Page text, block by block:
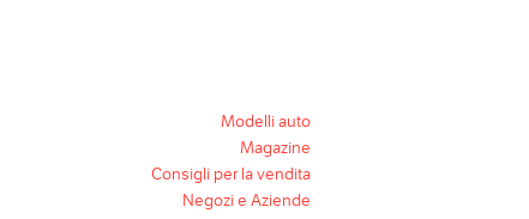
Modelli auto
Magazine
Consigli per la vendita
Negozi e Aziende